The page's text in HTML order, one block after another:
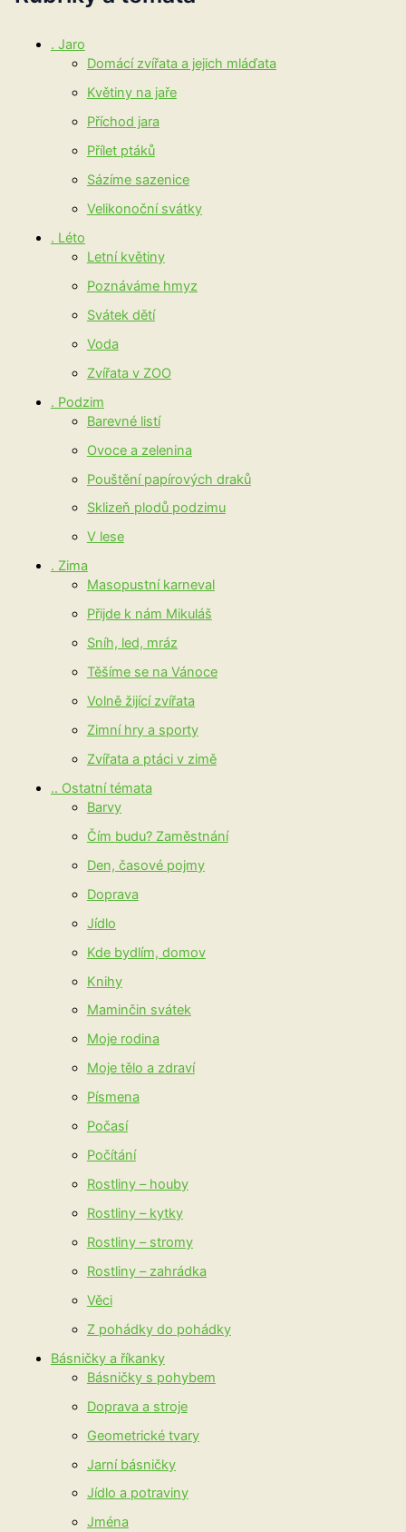
. Jaro
Domácí zvířata a jejich mláďata
Květiny na jaře
Příchod jara
Přílet ptáků
Sázíme sazenice
Velikonoční svátky
. Léto
Letní květiny
Poznáváme hmyz
Svátek dětí
Voda
Zvířata v ZOO
. Podzim
Barevné listí
Ovoce a zelenina
Pouštění papírových draků
Sklizeň plodů podzimu
V lese
. Zima
Masopustní karneval
Přijde k nám Mikuláš
Sníh, led, mráz
Těšíme se na Vánoce
Volně žijící zvířata
Zimní hry a sporty
Zvířata a ptáci v zimě
.. Ostatní témata
Barvy
Čím budu? Zaměstnání
Den, časové pojmy
Doprava
Jídlo
Kde bydlím, domov
Knihy
Maminčin svátek
Moje rodina
Moje tělo a zdraví
Písmena
Počasí
Počítání
Rostliny – houby
Rostliny – kytky
Rostliny – stromy
Rostliny – zahrádka
Věci
Z pohádky do pohádky
Básničky a říkanky
Básničky s pohybem
Doprava a stroje
Geometrické tvary
Jarní básničky
Jídlo a potraviny
Jména